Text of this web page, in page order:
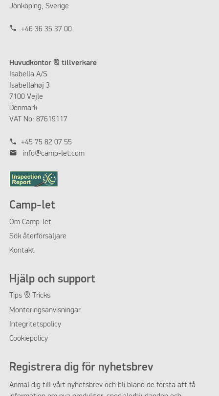
Jönköping, Sverige
phone +46 36 35 37 00
Huvudkontor & tillverkare
Isabella A/S
Isabellahøj 3
7100 Vejle
Denmark
VAT No: 87619117
phone +45 75 82 07 55
mail info@camp-let.com
Camp-let
Om Camp-let
Sök återförsäljare
Kontakt
Hjälp och support
Tips & Tricks
Monteringsanvisningar
Integritetspolicy
Cookiepolicy
Registrera dig för nyhetsbrev
Anmäl dig till vårt nyhetsbrev och bli bland de första att få